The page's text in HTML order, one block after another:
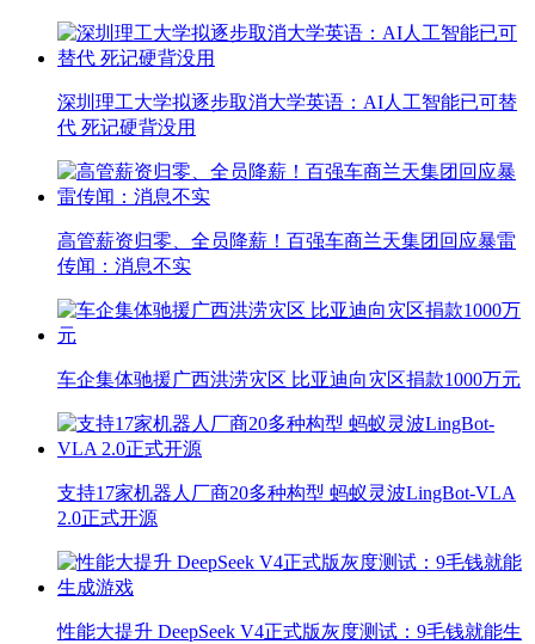
深圳理工大学拟逐步取消大学英语：AI人工智能已可替
代 死记硬背没用
高管薪资归零、全员降薪！百强车商兰天集团回应暴雷
传闻：消息不实
车企集体驰援广西洪涝灾区 比亚迪向灾区捐款1000万元
支持17家机器人厂商20多种构型 蚂蚁灵波LingBot-VLA
2.0正式开源
性能大提升 DeepSeek V4正式版灰度测试：9毛钱就能生